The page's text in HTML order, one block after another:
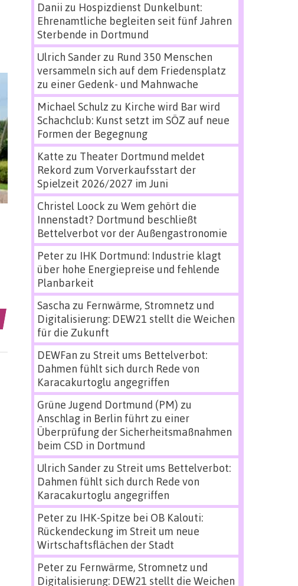
Danii zu Hospizdienst Dunkelbunt:
Ehrenamtliche begleiten seit fünf Jahren
Sterbende in Dortmund
Ulrich Sanderzu Rund 350 Menschen
versammeln sich auf dem Friedensplatz
zu einer Gedenk- und Mahnwache
Michael Schulz zu Kirche wird Bar wird
Schachclub: Kunst setzt im SÖZ auf neue
Formen der Begegnung
Katte zu Theater Dortmund meldet
Rekord zum Vorverkaufsstart der
Spielzeit 2026/2027 im Juni
Christel Loock zu Wem gehört die
Innenstadt? Dortmund beschließt
Bettelverbot vor der Außengastronomie
Peterzu IHK Dortmund: Industrie klagt
über hohe Energiepreise und fehlende
Planbarkeit
Sascha zu Fernwärme, Stromnetz und
Digitalisierung: DEW21 stellt die Weichen
für die Zukunft
DEWFan zu Streit ums Bettelverbot:
Dahmen fühlt sich durch Rede von
Karacakurtoglu angegriffen
Grüne Jugend Dortmund (PM) zu
Anschlag in Berlin führt zu einer
Überprüfung der Sicherheitsmaßnahmen
beim CSD in Dortmund
Ulrich Sanderzu Streit ums Bettelverbot:
Dahmen fühlt sich durch Rede von
Karacakurtoglu angegriffen
Peterzu IHK-Spitze bei OB Kalouti:
Rückendeckung im Streit um neue
Wirtschaftsflächen der Stadt
Peterzu Fernwärme, Stromnetz und
Digitalisierung: DEW21 stellt die Weichen